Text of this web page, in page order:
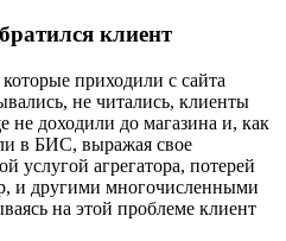
клиент
приходили с сайта
не читались, клиенты
не доходили до магазина и, как
в БИС, выражая свое
услугой агрегатора, потерей
и другими многочисленными
на этой проблеме клиент